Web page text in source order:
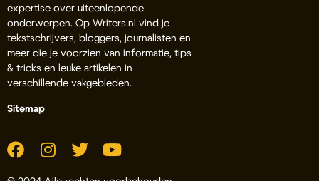
expertise over uiteenlopende
onderwerpen. Op Writers.nl vind je
tekstschrijvers, bloggers, journalisten en
meer die je voorzien van informatie, tips
& tricks en leuke artikelen in
verschillende vakgebieden.
Sitemap